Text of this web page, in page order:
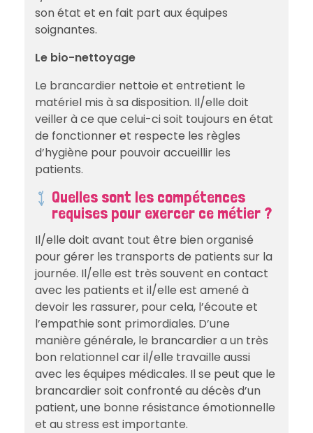
son état et en fait part aux équipes
soignantes.
Le bio-nettoyage
Le brancardier nettoie et entretient le
matériel mis à sa disposition. Il/elle doit
veiller à ce que celui-ci soit toujours en état
de fonctionner et respecte les règles
d’hygiène pour pouvoir accueillir les
patients.
Quelles sont les compétences
requises pour exercer ce métier ?
Il/elle doit avant tout être bien organisé
pour gérer les transports de patients sur la
journée. Il/elle est très souvent en contact
avec les patients et il/elle est amené à
devoir les rassurer, pour cela, l’écoute et
l’empathie sont primordiales. D’une
manière générale, le brancardier a un très
bon relationnel car il/elle travaille aussi
avec les équipes médicales. Il se peut que le
brancardier soit confronté au décès d’un
patient, une bonne résistance émotionnelle
et au stress est importante.